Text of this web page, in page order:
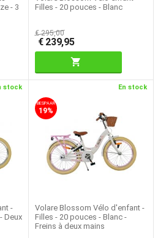
- 3
Filles - 20 pouces - Blanc
€295,00
€ 239,95
stock
-
Deux
En stock
BESPAAR
19%
Volare Blossom Vélo d'enfant -
Filles - 20 pouces - Blanc -
Freins à deux mains